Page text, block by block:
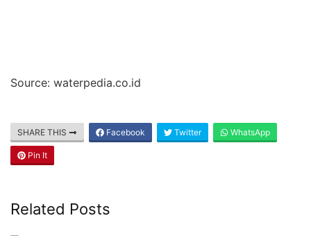
Source: waterpedia.co.id
SHARE THIS Facebook Twitter WhatsApp
Pin It
Related Posts